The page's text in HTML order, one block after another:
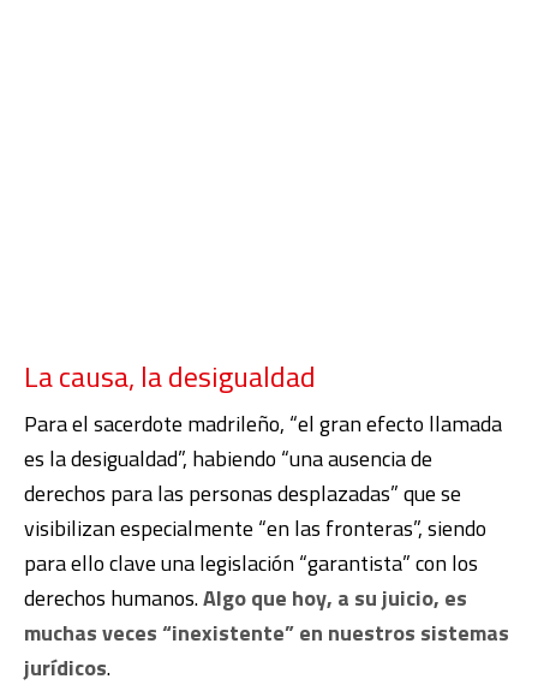
La causa, la desigualdad
Para el sacerdote madrileño, “el gran efecto llamada
es la desigualdad”, habiendo “una ausencia de
derechos para las personas desplazadas” que se
visibilizan especialmente “en las fronteras”, siendo
para ello clave una legislación “garantista” con los
derechos humanos.Algo que hoy, a su juicio, es
muchas veces “inexistente” en nuestros sistemas
jurídicos.